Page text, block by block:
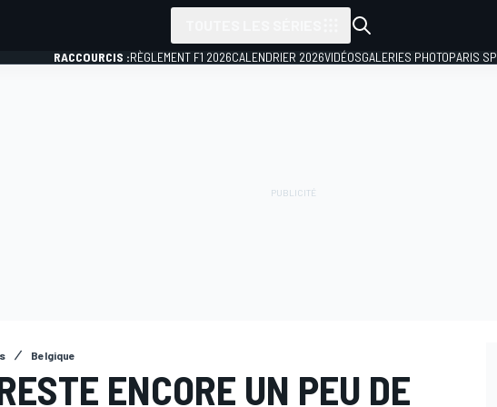
RACCOURCIS :RÈGLEMENT F1 2026CALENDRIER 2026VIDÉOSGALERIES PHOTOPARIS
Belgique
ENCORE UN PEU DE